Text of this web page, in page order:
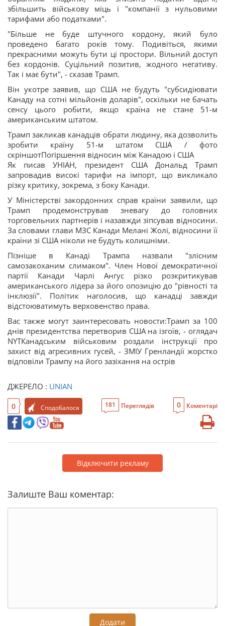
збільшить військову міць і "компанії з нульовими
тарифами або податками".
"Більше не буде штучного кордону, який було
проведено багато років тому. Подивіться, якими
прекрасними можуть бути ці простори. Вільний доступ
без кордонів. Суцільний позитив, жодного негативу.
Так і має бути", - сказав Трамп.
Він укотре заявив, що США не будуть "субсидіювати
Канаду на сотні мільйонів доларів", оскільки не бачать
сенсу цього робити, якщо країна не стане 51-м
американським штатом.
Трамп закликав канадців обрати людину, яка дозволить
зробити країну 51-м штатом США / фото
скріншотПогіршення відносин між Канадою і США
Як писав УНІАН, президент США Дональд Трамп
запровадив високі тарифи на імпорт, що викликало
різку критику, зокрема, з боку Канади.
У Міністерстві закордонних справ країни заявили, що
Трамп продемонстрував зневагу до головних
торговельних партнерів і назавжди зіпсував відносини.
За словами глави МЗС Канади Мелані Жолі, відносини її
країни зі США ніколи не будуть колишніми.
Пізніше в Канаді Трампа назвали "злісним
самозакоханим слимаком". Член Нової демократичної
партії Канади Чарлі Ангус різко розкритикував
американського лідера за його опозицію до "рівності та
інклюзії". Політик наголосив, що канадці завжди
відстоюватимуть верховенство права.
Вас также могут заинтересовать новости:Трамп за 100
днів президентства перетворив США на ізгоїв, - оглядач
NYTКанадським військовим роздали інструкції про
захист від агресивних гусей, - ЗМІУ Гренландії жорстко
відповіли Трампу на його зазіхання на острів
ДЖЕРЕЛО : UNIAN
0 Сподобалося 181 Переглядів 0 Коментарі
Відключити рекламу
Залиште Ваш коментар:
Додати